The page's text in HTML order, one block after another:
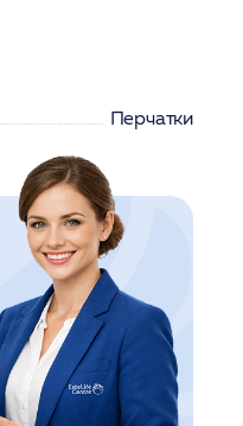
Перчатки